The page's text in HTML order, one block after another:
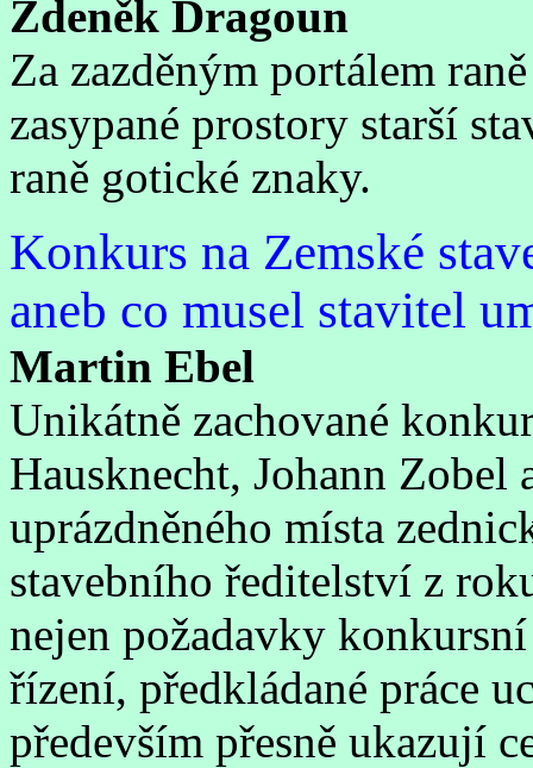
Zdeněk Dragoun
Za zazděným portálem
zasypané prostory starší
raně gotické znaky.
Konkurs na Zemské
aneb co musel stavitel
Martin Ebel
Unikátně zachované
Hausknecht, Johann
uprázdněného místa
stavebního ředitelství z
nejen požadavky
řízení, předkládané práce
především přesně ukazují